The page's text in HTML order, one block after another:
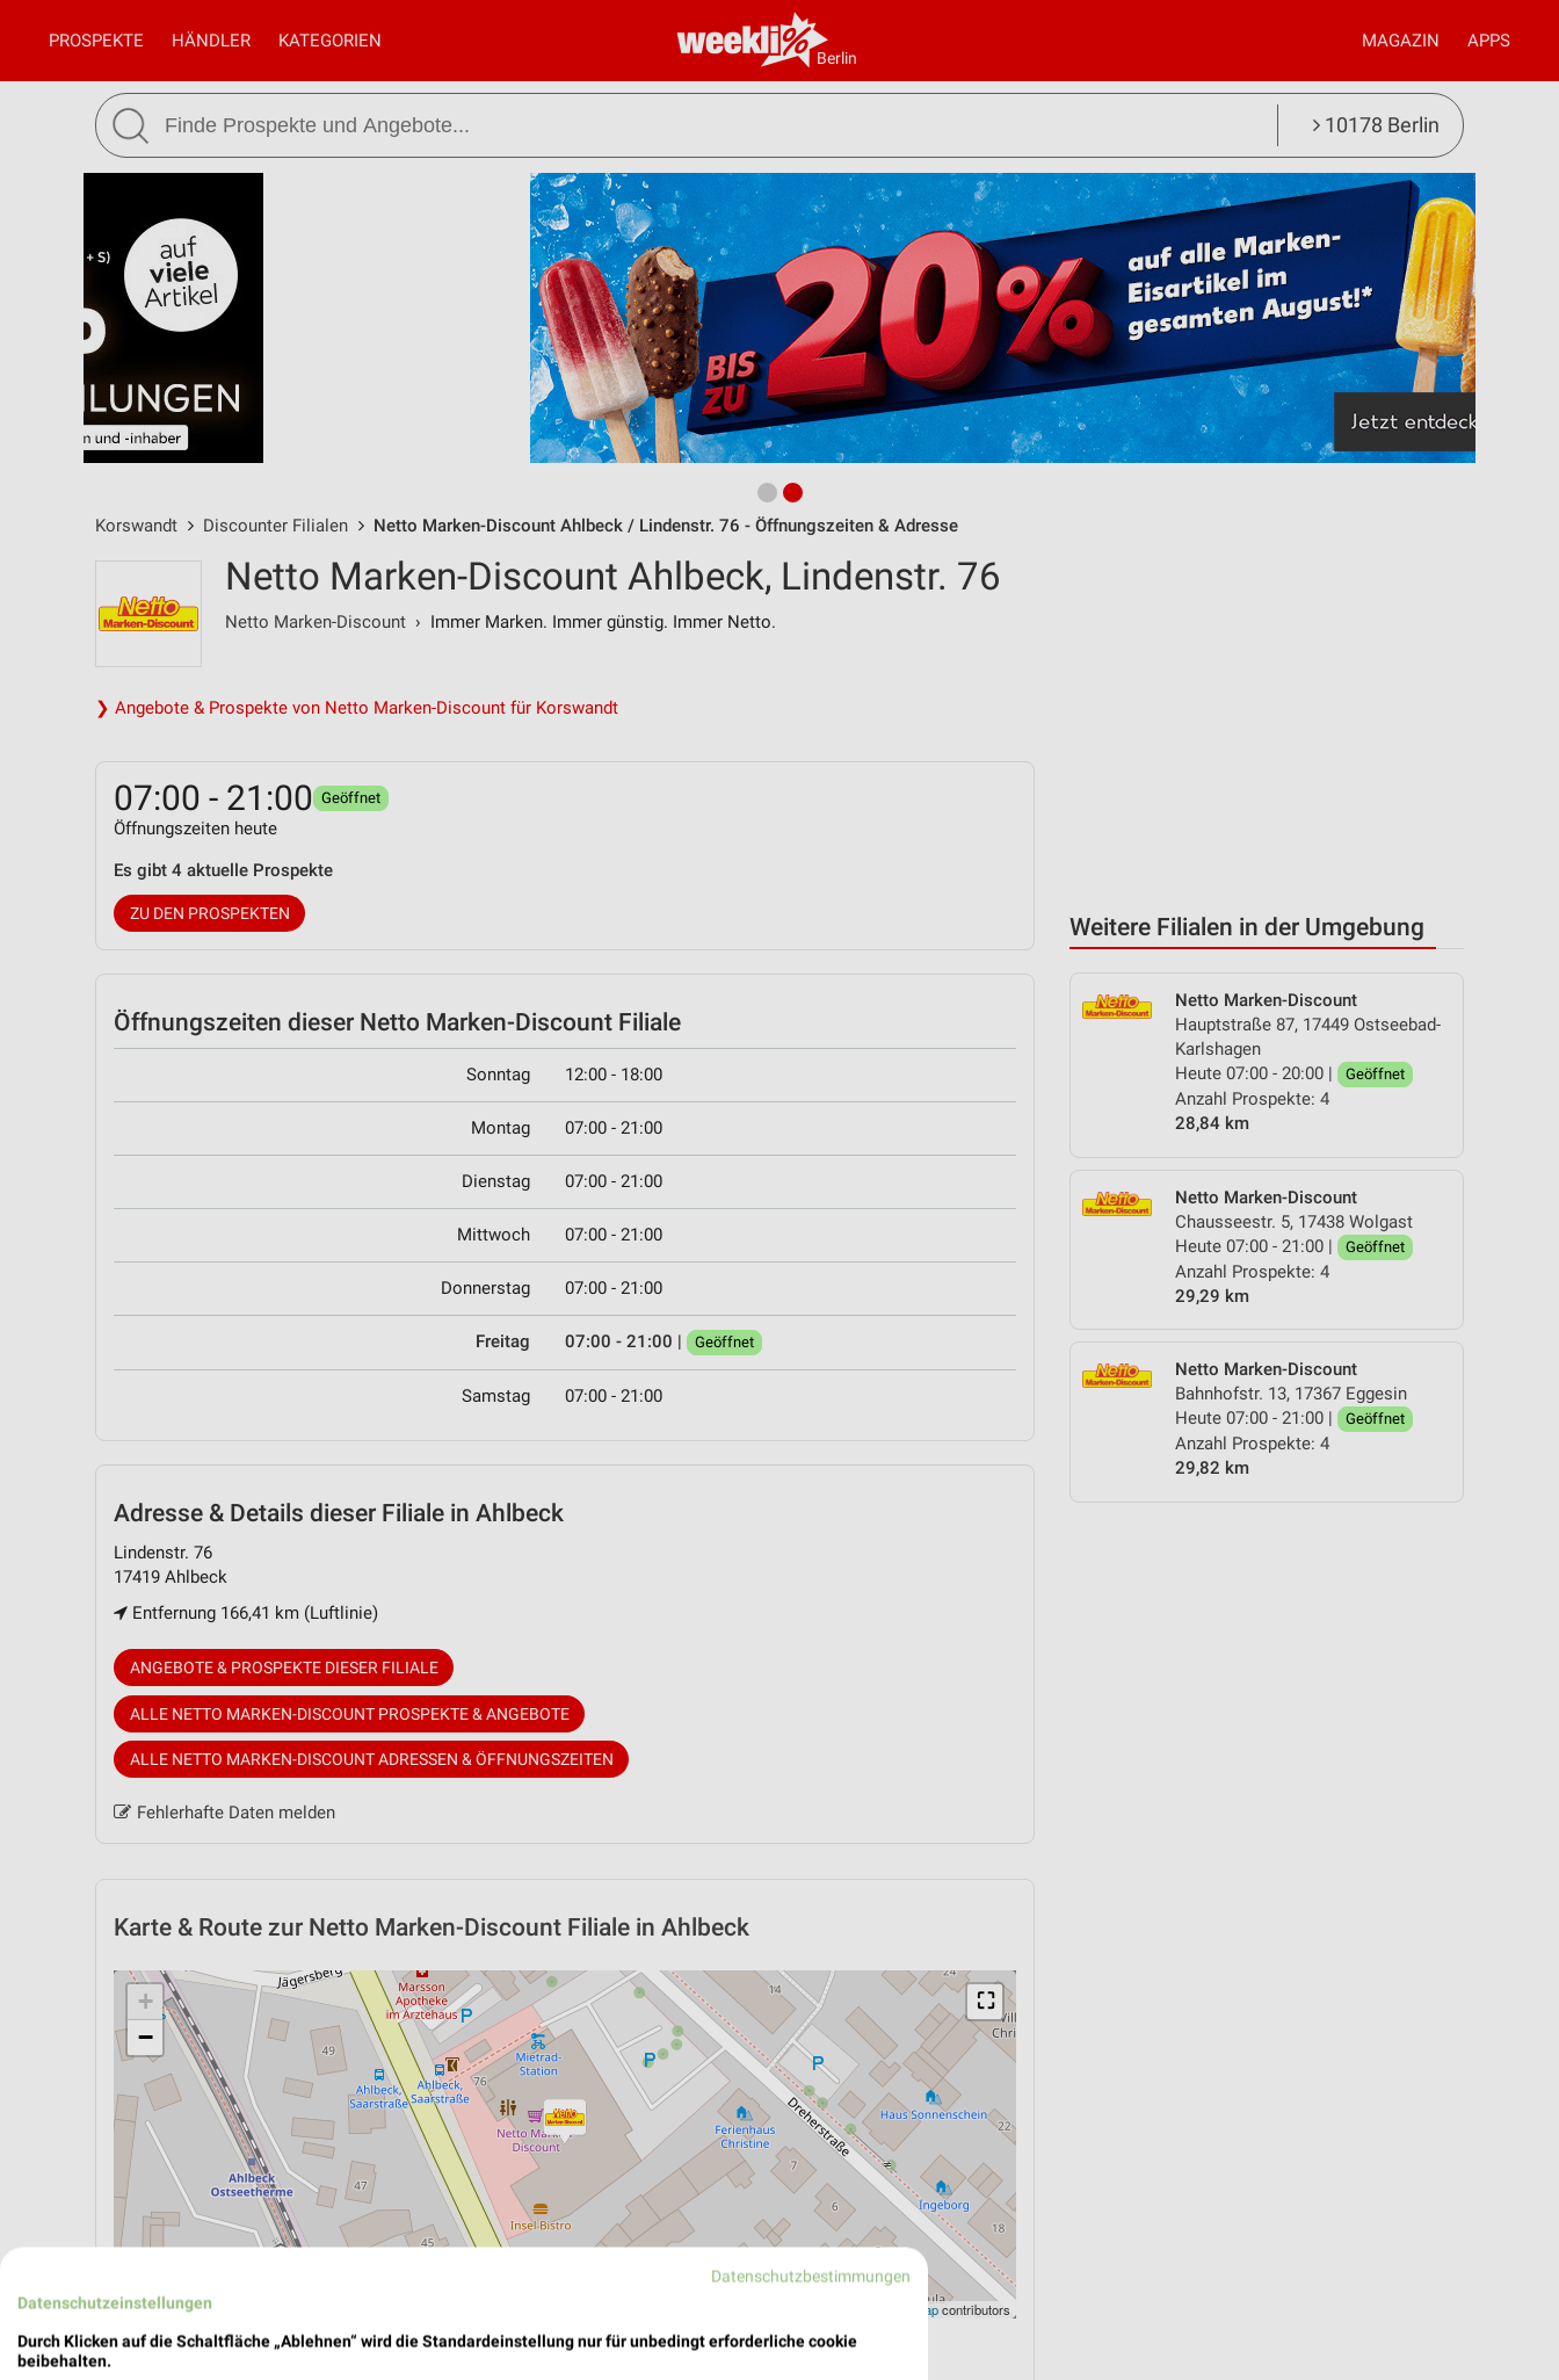
Berlin
PROSPEKTE HÄNDLER KATEGORIEN MAGAZIN APPS
10178 Berlin
Korswandt Discounter Filialen Netto Marken-Discount Ahlbeck / Lindenstr. 76 - Öffnungszeiten & Adresse
Weitere Filialen in der Umgebung
Netto Marken-Discount
Hauptstraße 87, 17449 Ostseebad-
Karlshagen
Heute 07:00 - 20:00 |
Geöffnet
Anzahl Prospekte: 4
28,84 km
Netto Marken-Discount
Chausseestr. 5, 17438 Wolgast
Heute 07:00 - 21:00 |
Geöffnet
Anzahl Prospekte: 4
29,29 km
Netto Marken-Discount
Bahnhofstr. 13, 17367 Eggesin
Heute 07:00 - 21:00 |
Geöffnet
Anzahl Prospekte: 4
29,82 km
Netto Marken-Discount Ahlbeck, Lindenstr. 76
Netto Marken-Discount › Immer Marken. Immer günstig. Immer Netto.
❯ Angebote & Prospekte von Netto Marken-Discount für Korswandt
07:00 - 21:00 Geöffnet
Öffnungszeiten heute
Es gibt 4 aktuelle Prospekte
ZU DEN PROSPEKTEN
Öffnungszeiten dieser Netto Marken-Discount Filiale
Sonntag 12:00 - 18:00
Montag 07:00 - 21:00
Dienstag 07:00 - 21:00
Mittwoch 07:00 - 21:00
Donnerstag 07:00 - 21:00
Freitag 07:00 - 21:00 | Geöffnet
Samstag 07:00 - 21:00
Adresse & Details dieser Filiale in Ahlbeck
Lindenstr. 76
17419 Ahlbeck
Entfernung 166,41 km (Luftlinie)
ANGEBOTE & PROSPEKTE DIESER FILIALE
ALLE NETTO MARKEN-DISCOUNT PROSPEKTE & ANGEBOTE
ALLE NETTO MARKEN-DISCOUNT ADRESSEN & ÖFFNUNGSZEITEN
Fehlerhafte Daten melden
Karte & Route zur Netto Marken-Discount Filiale in Ahlbeck
⛶
+
−
OpenStreetMapcontributors
NAVIGATION MIT GOOGLE/IOS MAPS
Datenschutzbestimmungen
Datenschutzeinstellungen
Durch Klicken auf die Schaltfläche „Ablehnen“ wird die Standardeinstellung nur für unbedingt erforderliche cookie
beibehalten.